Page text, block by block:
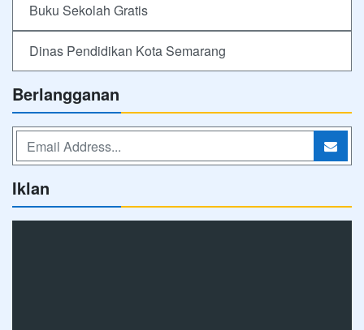
Buku Sekolah Gratis
Dinas Pendidikan Kota Semarang
Berlangganan
Iklan